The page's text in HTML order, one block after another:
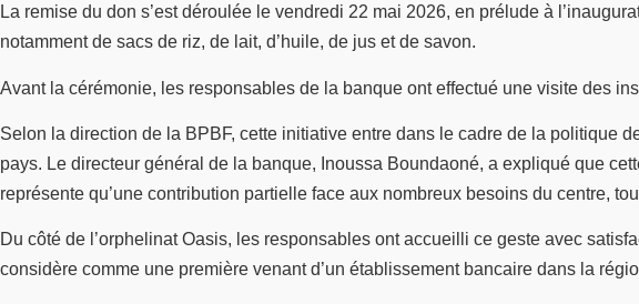
La remise du don s’est déroulée le vendredi 22 mai 2026, en prélude à
notamment de sacs de riz, de lait, d’huile, de jus et de savon.
Avant la cérémonie, les responsables de la banque ont effectué une visite des
Selon la direction de la BPBF, cette initiative entre dans le cadre de la politique
pays. Le directeur général de la banque, Inoussa Boundaoné, a expliqué que
représente qu’une contribution partielle face aux nombreux besoins du centre,
Du côté de l’orphelinat Oasis, les responsables ont accueilli ce geste avec
considère comme une première venant d’un établissement bancaire dans la